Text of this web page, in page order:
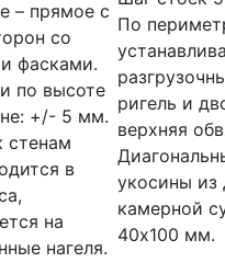
– прямое с
со
фасками.
по высоте
+/- 5 мм.
стенам
в
на
нагеля.
По
ригель и
верхняя
укосины из
камерной
40х100 мм.